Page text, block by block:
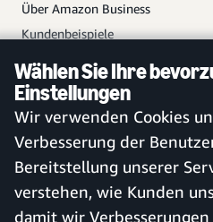
Wählen Sie Ihre
Einstellungen
Wir verwenden Cookies
Verbesserung der
Bereitstellung unserer
verstehen, wie Kunden
damit wir
Über Amazon Business
Kundenbeispiele
Hilfe
Vetrieb kontaktieren
Hilfe und Kundendienst
Sitemap